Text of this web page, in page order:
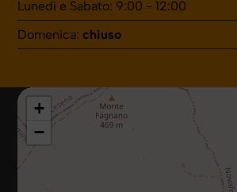
Lunedì e Sabato: 9:00 - 12:00
Domenica:chiuso
+
−